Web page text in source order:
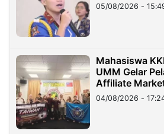
05/08/2026 -
Mahasiswa
UMM Gelar
Affiliate
Migran
04/08/2026 -